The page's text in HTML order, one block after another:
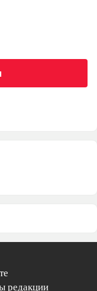
редакции